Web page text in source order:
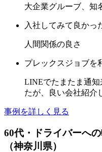
大企業グルーブ、知
入社してみて良かっ
人間関係の良さ
プレックスジョブを
LINEでたまたま通
たが、良い会社紹介
事例を詳しく見る
60代 ・ドライバーへ
（神奈川県）